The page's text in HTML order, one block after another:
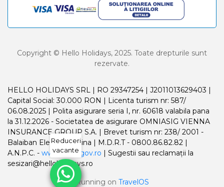
Copyright © Hello Holidays, 2025. Toate drepturile sunt
rezervate.
HELLO HOLIDAYS SRL | RO 29347254 | J2011013629403 |
Capital Social: 30.000 RON | Licenta turism nr: 587/
06.08.2025 | Polita asigurare seria I, nr. 60618 valabila pana
la 31.12.2026 - Societatea de asigurare OMNIASIG VIENNA
INSURANCE GROUP S.A. | Brevet turism nr: 238/ 2001 -
Balaiban Elena Madalina | M.D.R.T - 0800.86.82.82 |
A.N.P.C. - www.anpc.gov.ro | Sugestii sau reclamații la
sesizari@helloholidays.ro
Running on TravelOS
Reduceri
vacante